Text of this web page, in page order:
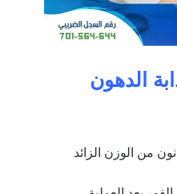
الدهون
من الوزن الزائد